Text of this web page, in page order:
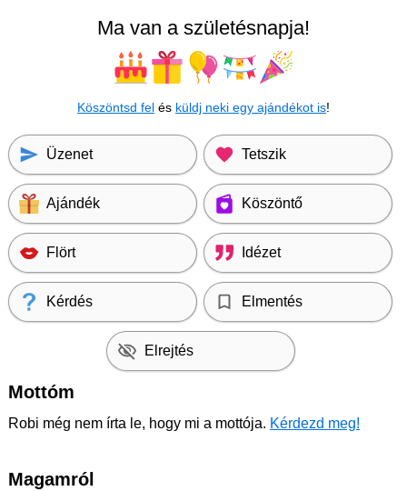
Ma van a születésnapja!
Köszöntsd fel és küldj neki egy ajándékot is!
Üzenet Tetszik
Ajándék Köszöntő
Flört Idézet
Kérdés Elmentés
Elrejtés
Mottóm
Robi még nem írta le, hogy mi a mottója. Kérdezd meg!
Magamról